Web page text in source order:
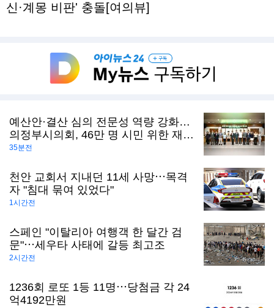
신·계몽 비판' 충돌[여의뷰]
예산안·결산 심의 전문성 역량 강화…
의정부시의회, 46만 명 시민 위한 재정
감시 본격화
35분전
천안 교회서 지내던 11세 사망⋯목격
자 "침대 묶여 있었다"
1시간전
스페인 "이탈리아 여행객 한 달간 검
문"⋯세우타 사태에 갈등 최고조
2시간전
1236회 로또 1등 11명⋯당첨금 각 24
억4192만원